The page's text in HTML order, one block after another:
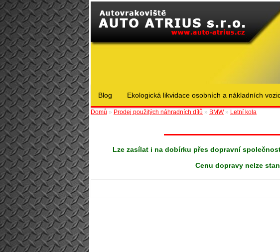
Blog Ekologická likvidace osobních a nákladních
Domů » Prodej použitých náhradních dílů » BMW» Letní kola
Lze zasílat i na dobírku přes dopravní
Cenu dopravy nelze